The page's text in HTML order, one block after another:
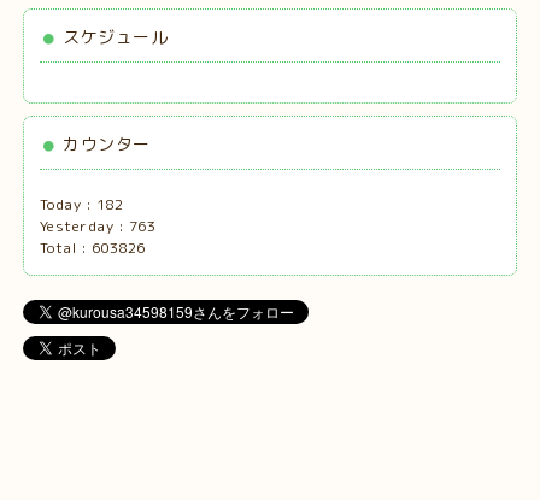
スケジュール
カウンター
Today : 182
Yesterday : 763
Total : 603826